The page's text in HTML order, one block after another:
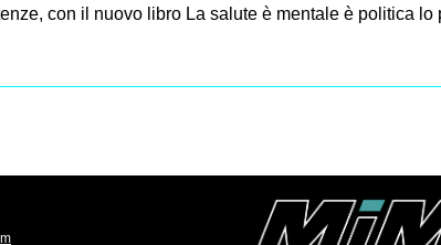
con il nuovo libro La salute è mentale è politica